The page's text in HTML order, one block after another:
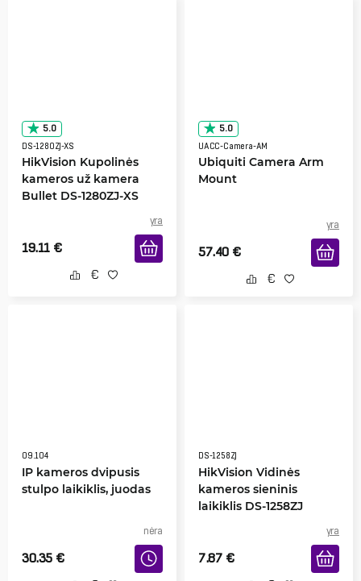
5.0
DS-1280ZJ-XS
HikVision Kupolinės
kameros už kamera
Bullet DS-1280ZJ-XS
yra
19.11 €
5.0
UACC-Camera-AM
Ubiquiti Camera Arm
Mount
yra
57.40 €
09.104
IP kameros dvipusis
stulpo laikiklis, juodas
nėra
30.35 €
DS-1258ZJ
HikVision Vidinės
kameros sieninis
laikiklis DS-1258ZJ
yra
7.87 €